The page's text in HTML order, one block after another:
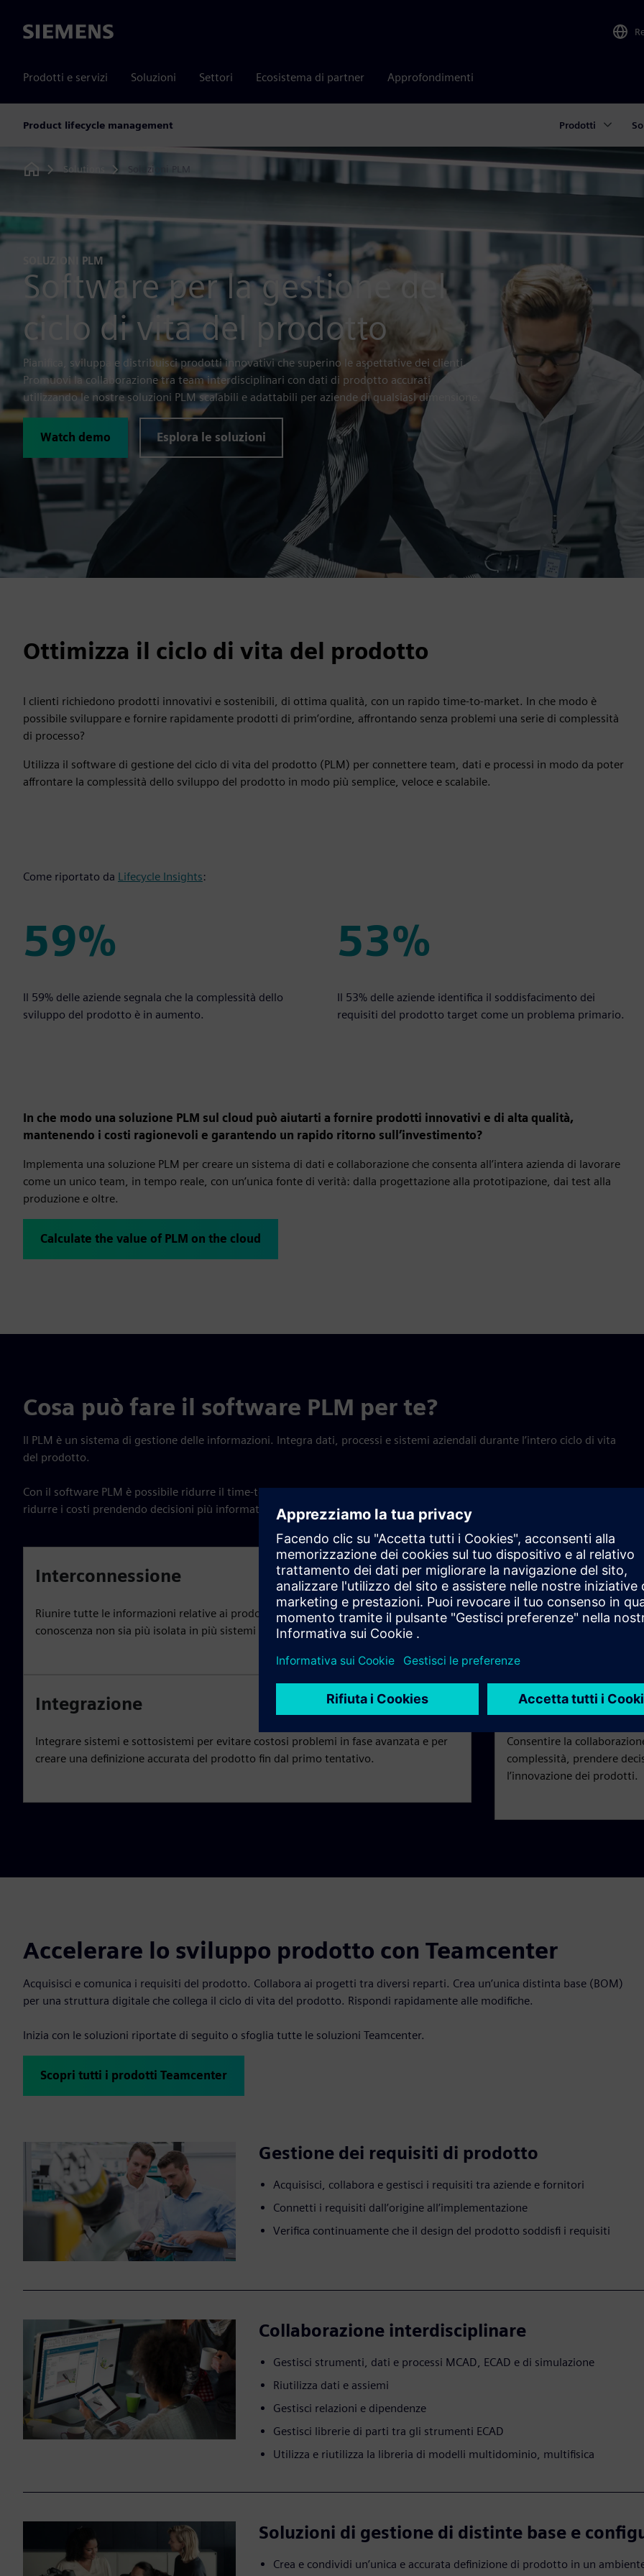
Siemens
Prodotti e servizi Soluzioni Settori Ecosistema di partner Approfondimenti
Product lifecycle management Prodotti
Home
Solutions Soluzioni PLM
SOLUZIONI PLM
Software per la gestione del
ciclo di vita del prodotto
Pianifica, sviluppa e distribuisci prodotti innovativi che superino le aspettative dei clienti.
Promuovi la collaborazione tra team interdisciplinari con dati di prodotto accurati
utilizzando le nostre soluzioni PLM scalabili e adattabili per aziende di qualsiasi dimensione.
Watch demo Esplora le soluzioni
Ottimizza il ciclo di vita del prodotto
I clienti richiedono prodotti innovativi e sostenibili, di ottima qualità, con un rapido time-to-market. In che modo è
possibile sviluppare e fornire rapidamente prodotti di prim’ordine, affrontando senza problemi una serie di complessità
di processo?
Utilizza il software di gestione del ciclo di vita del prodotto (PLM) per connettere team, dati e processi in modo da poter
affrontare la complessità dello sviluppo del prodotto in modo più semplice, veloce e scalabile.
Come riportato da Lifecycle Insights:
59%
59%
Il 59% delle aziende segnala che la complessità dello
sviluppo del prodotto è in aumento.
53%
53%
Il 53% delle aziende identifica il soddisfacimento dei
requisiti del prodotto target come un problema primario.
In che modo una soluzione PLM sul cloud può aiutarti a fornire prodotti innovativi e di alta qualità,
mantenendo i costi ragionevoli e garantendo un rapido ritorno sull’investimento?
Implementa una soluzione PLM per creare un sistema di dati e collaborazione che consenta all’intera azienda di lavorare
come un unico team, in tempo reale, con un’unica fonte di verità: dalla progettazione alla prototipazione, dai test alla
produzione e oltre.
Calculate the value of PLM on the cloud
Cosa può fare il software PLM per te?
Il PLM è un sistema di gestione delle informazioni. Integra dati, processi e sistemi aziendali durante l’intero ciclo di vita
del prodotto.
Con il software PLM è possibile ridurre il time-to-market, migliorare la qualità e la sostenibilità, aumentare l’efficienza e
ridurre i costi prendendo decisioni più informate.
Interconnessione
Riunire tutte le informazioni relative ai prodotti e ai processi, in modo che la
conoscenza non sia più isolata in più sistemi e database diversi.
Aiutare tutti gli
Integrazione
Integrare sistemi e sottosistemi per evitare costosi problemi in fase avanzata e per
creare una definizione accurata del prodotto fin dal primo tentativo.
Collaborazione
Consentire la
complessità, prendere
l’innovazione dei prodotti.
Accelerare lo sviluppo prodotto con Teamcenter
Acquisisci e comunica i requisiti del prodotto. Collabora ai progetti tra diversi reparti. Crea un’unica distinta base (BOM)
per una struttura digitale che collega il ciclo di vita del prodotto. Rispondi rapidamente alle modifiche.
Inizia con le soluzioni riportate di seguito o sfoglia tutte le soluzioni Teamcenter.
Scopri tutti i prodotti Teamcenter
Gestione dei requisiti di prodotto
Acquisisci, collabora e gestisci i requisiti tra aziende e fornitori
Connetti i requisiti dall’origine all’implementazione
Verifica continuamente che il design del prodotto soddisfi i requisiti
Collaborazione interdisciplinare
Gestisci strumenti, dati e processi MCAD, ECAD e di simulazione
Riutilizza dati e assiemi
Gestisci relazioni e dipendenze
Gestisci librerie di parti tra gli strumenti ECAD
Utilizza e riutilizza la libreria di modelli multidominio, multifisica
Soluzioni di gestione di distinte base e
Crea e condividi un’unica e accurata definizione di prodotto in un